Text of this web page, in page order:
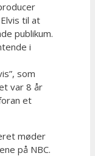
til at
publikum.
i
som
var 8 år
et
møder
på NBC.